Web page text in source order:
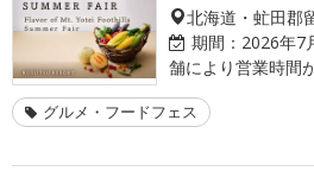
北海道・虻田郡
期間： 2026年7
舗により営業時間
グルメ・フードフェス